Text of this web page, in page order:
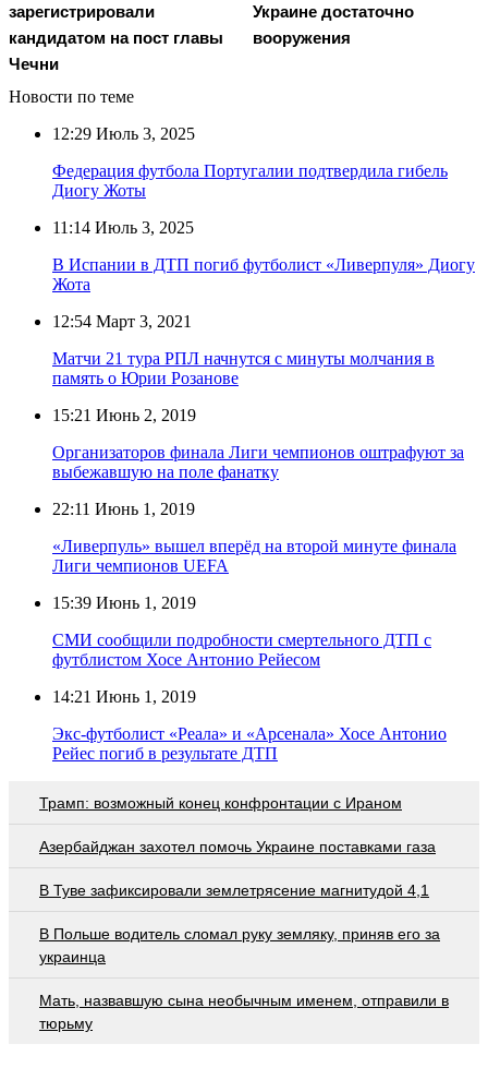
зарегистрировали
кандидатом на пост главы
Чечни
Украине достаточно
вооружения
Новости по теме
12:29 Июль 3, 2025
Федерация футбола Португалии подтвердила гибель
Диогу Жоты
11:14 Июль 3, 2025
В Испании в ДТП погиб футболист «Ливерпуля» Диогу
Жота
12:54 Март 3, 2021
Матчи 21 тура РПЛ начнутся с минуты молчания в
память о Юрии Розанове
15:21 Июнь 2, 2019
Организаторов финала Лиги чемпионов оштрафуют за
выбежавшую на поле фанатку
22:11 Июнь 1, 2019
«Ливерпуль» вышел вперёд на второй минуте финала
Лиги чемпионов UEFA
15:39 Июнь 1, 2019
СМИ сообщили подробности смертельного ДТП с
футблистом Хосе Антонио Рейесом
14:21 Июнь 1, 2019
Экс-футболист «Реала» и «Арсенала» Хосе Антонио
Рейес погиб в результате ДТП
Трамп: возможный конец конфронтации с Ираном
Азербайджан захотел помочь Украине поставками газа
В Туве зафиксировали землетрясение магнитудой 4,1
В Польше водитель сломал руку земляку, приняв его за
украинца
Мать, назвавшую сына необычным именем, отправили в
тюрьму